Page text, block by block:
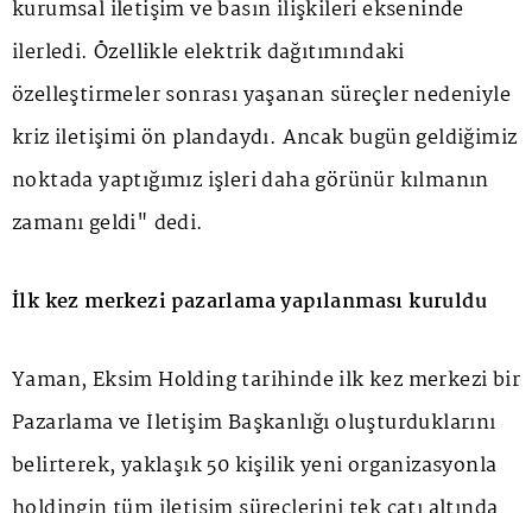
kurumsal iletişim ve basın ilişkileri ekseninde
ilerledi. Özellikle elektrik dağıtımındaki
özelleştirmeler sonrası yaşanan süreçler nedeniyle
kriz iletişimi ön plandaydı. Ancak bugün geldiğimiz
noktada yaptığımız işleri daha görünür kılmanın
zamanı geldi" dedi.
İlk kez merkezi pazarlama yapılanması kuruldu
Yaman, Eksim Holding tarihinde ilk kez merkezi bir
Pazarlama ve İletişim Başkanlığı oluşturduklarını
belirterek, yaklaşık 50 kişilik yeni organizasyonla